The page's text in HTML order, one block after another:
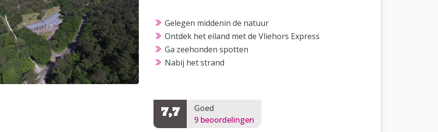
Gelegen middenin de natuur
Ontdek het eiland met de Vliehors Express
Ga zeehonden spotten
Nabij het strand
7,7
Goed
9 beoordelingen